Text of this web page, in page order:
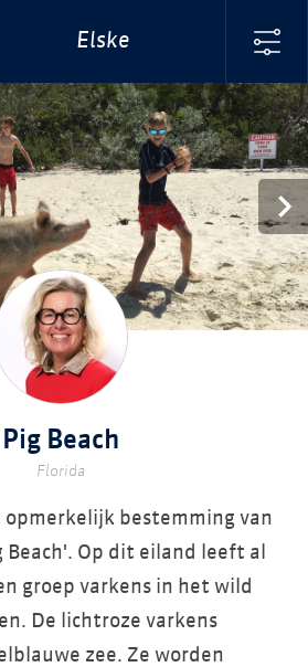
Elske
Pig Beach
Florida
bestemming van
Beach'. Op dit eiland leeft al
groep varkens in het wild
De lichtroze varkens
zee. Ze worden